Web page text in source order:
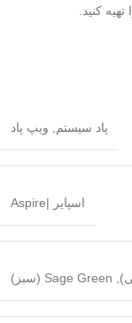
کنید.
پاد سیستم, ویپ پاد
اسپایر |Aspire
, Sage Green (سبز)